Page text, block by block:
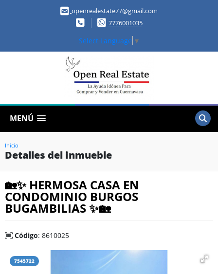
openrealestate77@gmail.com
7776001035
Select Language ▼
MENÚ
Inicio
Detalles del inmueble
🏡✨ HERMOSA CASA EN
CONDOMINIO BURGOS
BUGAMBILIAS ✨🏡
Código: 8610025
7545722